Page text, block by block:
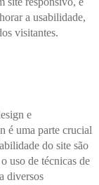
a usabilidade,
visitantes.
e
é uma parte crucial
do site são
uso de técnicas de
diversos